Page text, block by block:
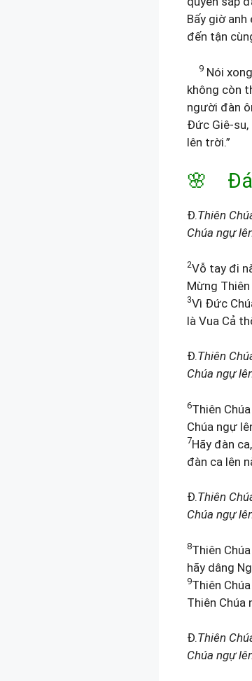
Bấy giờ
đến tận
9 Nói
không còn
người đàn
Đức Giê-
lên trời.”
🌸
Đ.Thiên
Chúa ngự
2Vỗ tay đi
Mừng
3Vì Đức
là Vua Cả
Đ.Thiên
Chúa ngự
6Thiên
Chúa ngự
7Hãy đàn
đàn ca lên
Đ.Thiên
Chúa ngự
8Thiên
hãy dâng
9Thiên
Thiên Chúa
Đ.Thiên
Chúa ngự